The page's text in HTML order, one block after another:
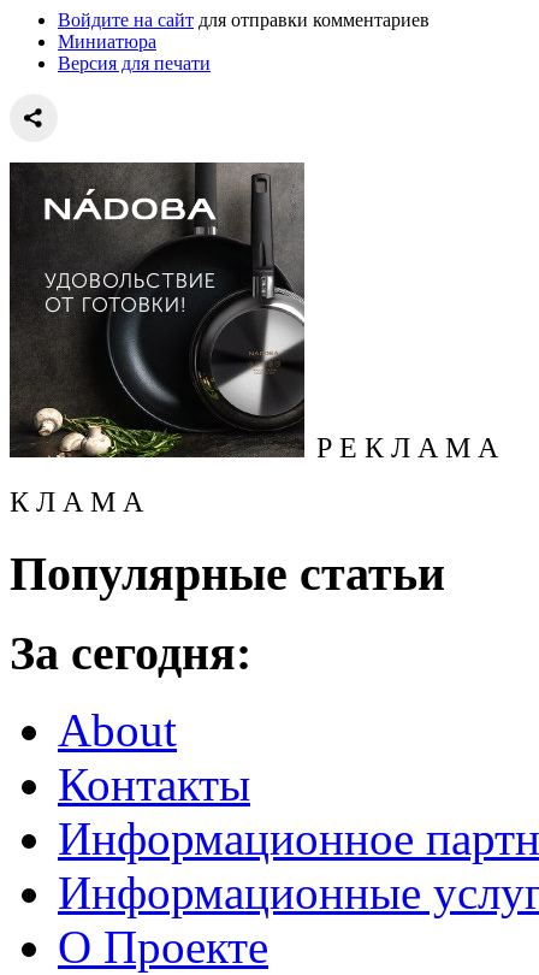
Войдите на сайт для отправки комментариев
Миниатюра
Версия для печати
Р Е К Л А М А
К Л А М А
Популярные статьи
За сегодня:
About
Контакты
Информационное
Информационные
О Проекте